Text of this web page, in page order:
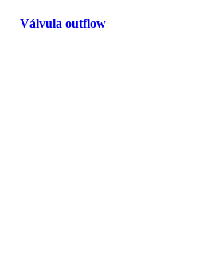
Válvula outflow